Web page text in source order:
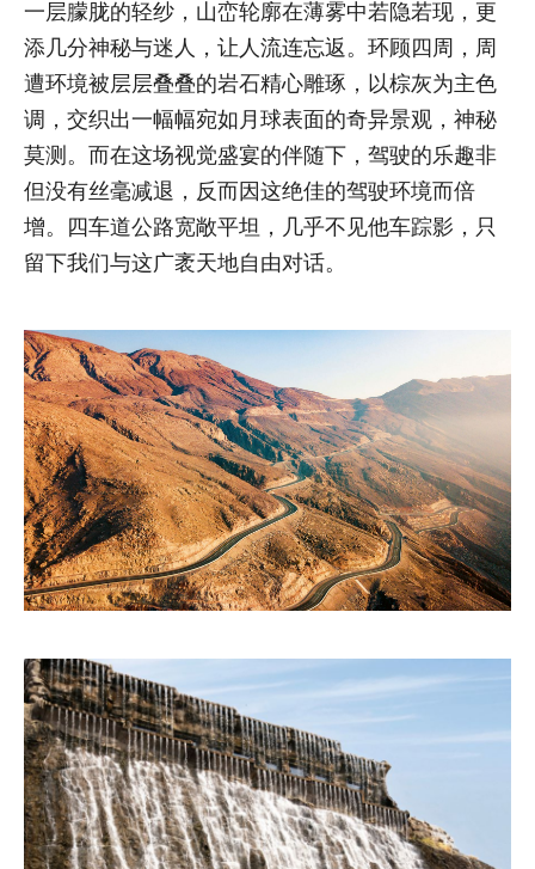
一层朦胧的轻纱，山峦轮廓在薄雾中若隐若现，更
添几分神秘与迷人，让人流连忘返。环顾四周，周
遭环境被层层叠叠的岩石精心雕琢，以棕灰为主色
调，交织出一幅幅宛如月球表面的奇异景观，神秘
莫测。而在这场视觉盛宴的伴随下，驾驶的乐趣非
但没有丝毫减退，反而因这绝佳的驾驶环境而倍
增。四车道公路宽敞平坦，几乎不见他车踪影，只
留下我们与这广袤天地自由对话。